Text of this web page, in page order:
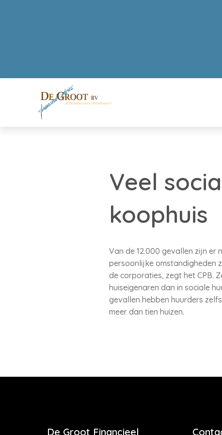
Veel
koophuis
Van de 12.000 gevallen zijn er
persoonlijke omstandigheden
de corporaties, zegt het CPB.
huiseigenaren dan in sociale
gevallen hebben huurders
meer dan tien huizen.
De Groot Financieel